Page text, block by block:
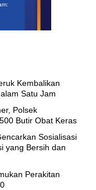
Kembalikan
Satu Jam
Polsek
Butir Obat Keras
Sosialisasi
yang Bersih dan
Perakitan